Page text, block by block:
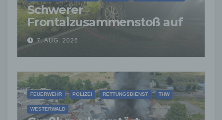
Schwerer
Frontalzusammenstoß auf
der L265: Drei Junge
Menschen sterben
7. AUG. 2026
FEUERWEHR POLIZEI RETTUNGSDIENST THW
WESTERWALD